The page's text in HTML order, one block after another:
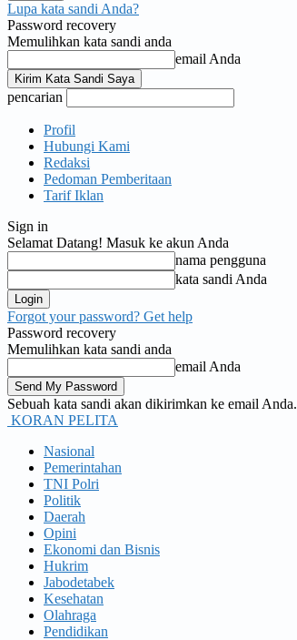
Lupa kata sandi Anda?
Password recovery
Memulihkan kata sandi anda
email Anda
pencarian
Profil
Hubungi Kami
Redaksi
Pedoman Pemberitaan
Tarif Iklan
Sign in
Selamat Datang! Masuk ke akun Anda
nama pengguna
kata sandi Anda
Forgot your password? Get help
Password recovery
Memulihkan kata sandi anda
email Anda
Sebuah kata sandi akan dikirimkan ke email Anda.
KORAN PELITA
Nasional
Pemerintahan
TNI Polri
Politik
Daerah
Opini
Ekonomi dan Bisnis
Hukrim
Jabodetabek
Kesehatan
Olahraga
Pendidikan